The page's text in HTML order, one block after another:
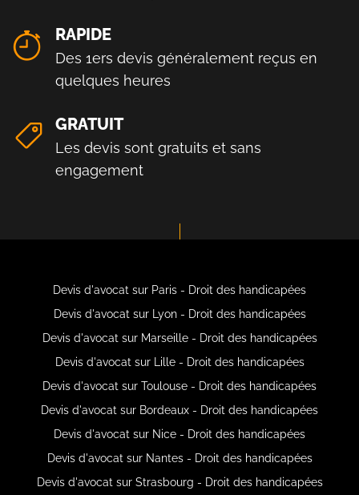
RAPIDE
Des 1ers devis généralement reçus en
quelques heures
GRATUIT
Les devis sont gratuits et sans
engagement
Devis d'avocat sur Paris - Droit des handicapées
Devis d'avocat sur Lyon - Droit des handicapées
Devis d'avocat sur Marseille - Droit des handicapées
Devis d'avocat sur Lille - Droit des handicapées
Devis d'avocat sur Toulouse - Droit des handicapées
Devis d'avocat sur Bordeaux - Droit des handicapées
Devis d'avocat sur Nice - Droit des handicapées
Devis d'avocat sur Nantes - Droit des handicapées
Devis d'avocat sur Strasbourg - Droit des handicapées